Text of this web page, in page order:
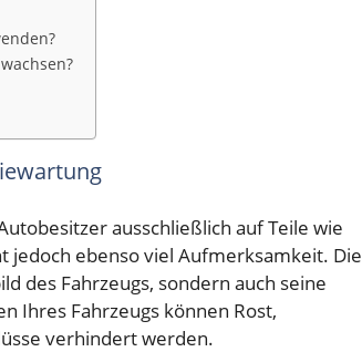
ausschließlich auf Teile wie
jedoch ebenso viel Aufmerksamkeit. Die
des Fahrzeugs, sondern auch seine
Ihres Fahrzeugs können Rost,
verhindert werden.